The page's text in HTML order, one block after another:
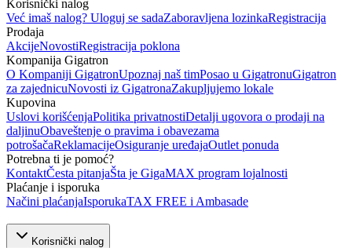
Korisnički nalog
Već imaš nalog? Uloguj se sadaZaboravljena lozinkaRegistracija
Prodaja
AkcijeNovostiRegistracija poklona
Kompanija Gigatron
O Kompaniji GigatronUpoznaj naš timPosao u GigatronuGigatron
za zajednicuNovosti iz GigatronaZakupljujemo lokale
Kupovina
Uslovi korišćenjaPolitika privatnostiDetalji ugovora o prodaji na
daljinuObaveštenje o pravima i obavezama
potrošačaReklamacijeOsiguranje uređajaOutlet ponuda
Potrebna ti je pomoć?
KontaktČesta pitanjaŠta je GigaMAX program lojalnosti
Plaćanje i isporuka
Načini plaćanjaIsporukaTAX FREE i Ambasade
Korisnički nalog